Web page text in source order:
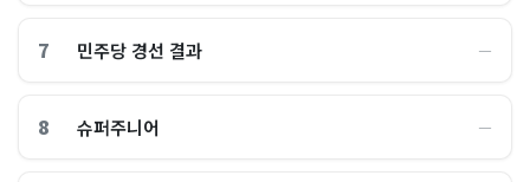
7 민주당 경선 결과 ―
8 슈퍼주니어 ―